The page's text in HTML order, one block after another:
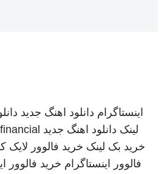
اینستاگرام دانلود اهنگ جدید
لینک دانلود اهنگ جدید
خرید بک لینک خرید فالوور لایک
فالوور اینستاگرام خرید فالوور